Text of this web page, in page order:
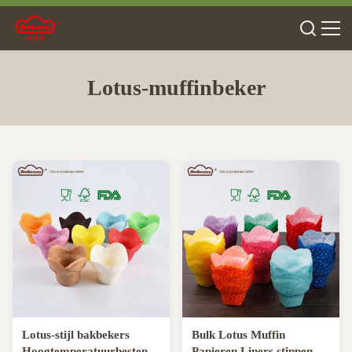
Lotus-muffinbeker
Lotus-stijl bakbekers
Bulk Lotus Muffin